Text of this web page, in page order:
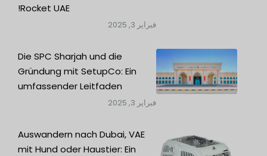
Rocket UAE!
فبراير 3, 2025
Die SPC Sharjah und die
Gründung mit SetupCo: Ein
umfassender Leitfaden
فبراير 3, 2025
Auswandern nach Dubai, VAE
mit Hund oder Haustier: Ein